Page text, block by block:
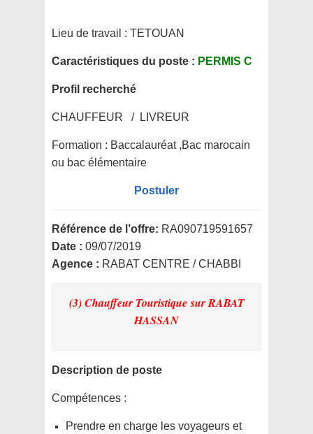
Lieu de travail : TETOUAN
Caractéristiques du poste : PERMIS C
Profil recherché
CHAUFFEUR / LIVREUR
Formation : Baccalauréat ,Bac marocain
ou bac élémentaire
Postuler
Référence de l’offre: RA090719591657
Date : 09/07/2019
Agence : RABAT CENTRE / CHABBI
(3) Chauffeur Touristiquesur RABAT
HASSAN
Description de poste
Compétences :
Prendre en charge les voyageurs et